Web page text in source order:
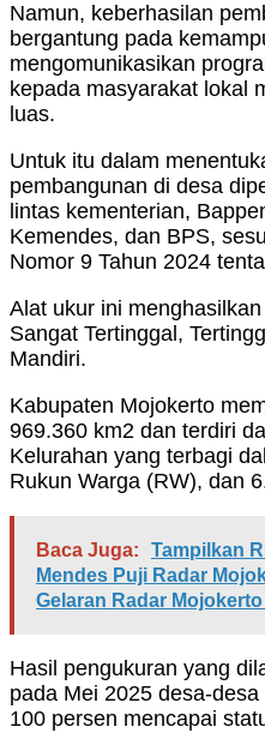
Namun, keberhasilan
bergantung pada
mengomunikasikan
kepada masyarakat lokal
luas.
Untuk itu dalam
pembangunan di desa
lintas kementerian,
Kemendes, dan BPS,
Nomor 9 Tahun 2024
Alat ukur ini
Sangat Tertinggal,
Mandiri.
Kabupaten Mojokerto
969.360 km2 dan terdiri
Kelurahan yang terbagi
Rukun Warga (RW), dan
Baca Juga:
Tampilkan
Mendes Puji Radar
Gelaran Radar
Hasil pengukuran yang
pada Mei 2025 desa-
100 persen mencapai